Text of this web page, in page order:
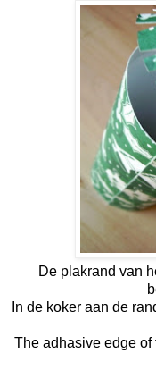
De plakrand van
In de koker aan de
The adhasive edge of